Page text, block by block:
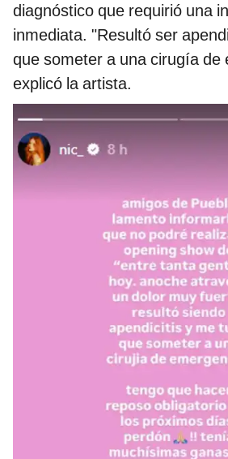
diagnóstico que requirió una
inmediata. "Resultó ser
que someter a una cirugía de
explicó la artista.